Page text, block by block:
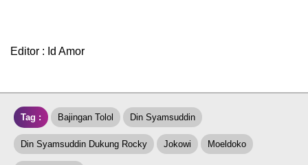
Editor : Id Amor
Tag : Bajingan Tolol Din Syamsuddin
Din Syamsuddin Dukung Rocky Jokowi Moeldoko